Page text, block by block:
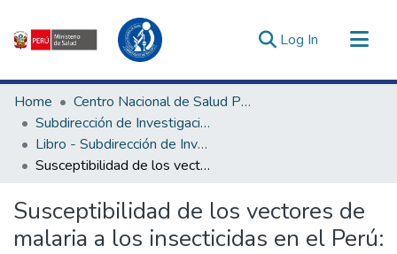
Log In (current)
Communities & Collections
All of DSpace
Statistics
Estadísticas Externas
Enlaces de interés ▾
Home
Centro Nacional de Salud Pública
Subdirección de Investigación y Laboratorios de Enfermedades Transmisibles
Libro - Subdirección de Investigación y Laboratorios de Enfermedades Transmisibles
Susceptibilidad de los vectores de malaria a los insecticidas en el Perú: informe técnico de la evaluación de la susceptibilidad a los insecticidas en mosquitos adultos del género anopheles de las regiones maláricas del Perú
Susceptibilidad de los vectores de
malaria a los insecticidas en el Perú: